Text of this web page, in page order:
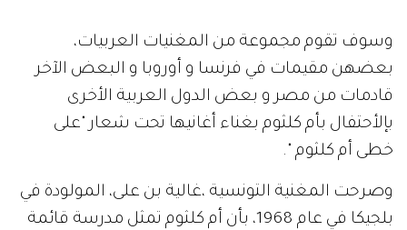
وسوف تقوم مجموعة من المغنيات العربيات،
بعضهن مقيمات في فرنسا و أوروبا و البعض الآخر
قادمات من مصر و بعض الدول العربية الأخرى
بإلأحتفال بأم كلثوم بغناء أغانيها تحت شعار "على
خطى أم كلثوم ".
وصرحت المغنية التونسية ،غالية بن على، المولودة في
بلجيكا في عام 1968، بأن أم كلثوم تمثل مدرسة قائمة